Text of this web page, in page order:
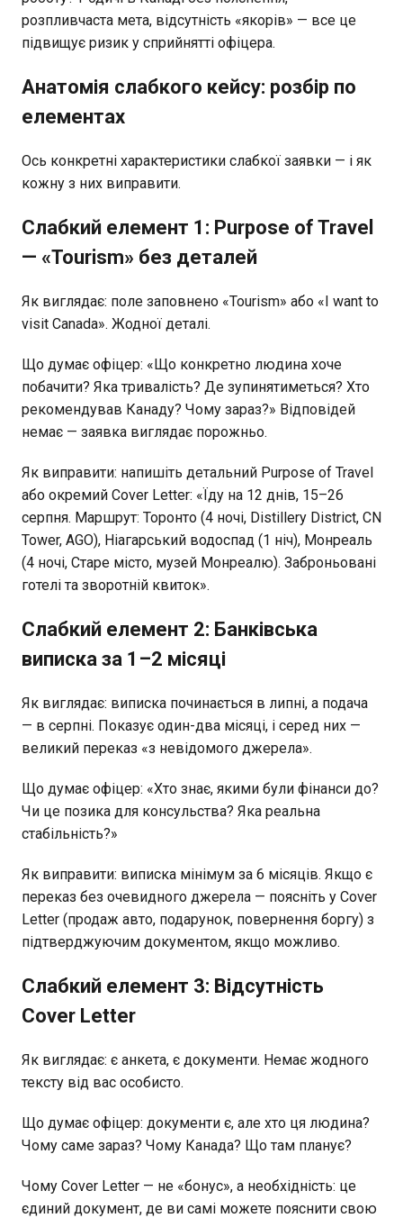
розпливчаста мета, відсутність «якорів» — все це
підвищує ризик у сприйнятті офіцера.
Анатомія слабкого кейсу: розбір по
елементах
Ось конкретні характеристики слабкої заявки — і як
кожну з них виправити.
Слабкий елемент 1: Purpose of Travel
— «Tourism» без деталей
Як виглядає: поле заповнено «Tourism» або «I want to
visit Canada». Жодної деталі.
Що думає офіцер: «Що конкретно людина хоче
побачити? Яка тривалість? Де зупинятиметься? Хто
рекомендував Канаду? Чому зараз?» Відповідей
немає — заявка виглядає порожньо.
Як виправити: напишіть детальний Purpose of Travel
або окремий Cover Letter: «Їду на 12 днів, 15–26
серпня. Маршрут: Торонто (4 ночі, Distillery District, CN
Tower, AGO), Ніагарський водоспад (1 ніч), Монреаль
(4 ночі, Старе місто, музей Монреалю). Заброньовані
готелі та зворотній квиток».
Слабкий елемент 2: Банківська
виписка за 1–2 місяці
Як виглядає: виписка починається в липні, а подача
— в серпні. Показує один-два місяці, і серед них —
великий переказ «з невідомого джерела».
Що думає офіцер: «Хто знає, якими були фінанси до?
Чи це позика для консульства? Яка реальна
стабільність?»
Як виправити: виписка мінімум за 6 місяців. Якщо є
переказ без очевидного джерела — поясніть у Cover
Letter (продаж авто, подарунок, повернення боргу) з
підтверджуючим документом, якщо можливо.
Слабкий елемент 3: Відсутність
Cover Letter
Як виглядає: є анкета, є документи. Немає жодного
тексту від вас особисто.
Що думає офіцер: документи є, але хто ця людина?
Чому саме зараз? Чому Канада? Що там планує?
Чому Cover Letter — не «бонус», а необхідність: це
єдиний документ, де ви самі можете пояснити свою